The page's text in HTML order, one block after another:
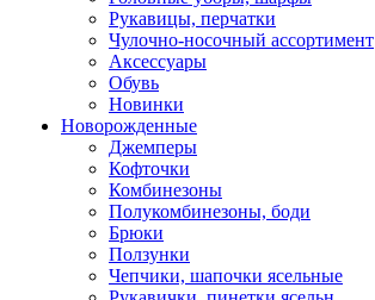
Рукавицы, перчатки
Чулочно-носочный ассортимент
Аксессуары
Обувь
Новинки
Новорожденные
Джемперы
Кофточки
Комбинезоны
Полукомбинезоны, боди
Брюки
Ползунки
Чепчики, шапочки ясельные